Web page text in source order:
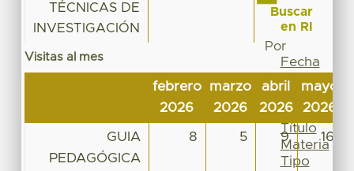
TÉCNICAS DE
INVESTIGACIÓN
Visitas al mes
febrero
2026
marzo
2026
abril
2026
mayo
2026
GUIA
PEDAGÓGICA
8 5 9 16
Buscar
en RI
Por
Fecha
de
publicación
Autor
Título
Materia
Tipo